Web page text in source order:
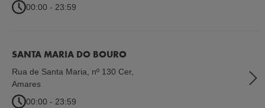
00:00 - 23:59
SANTA MARIA DO BOURO
Rua de Santa Maria, nº 130 Cer,
Amares
00:00 - 23:59